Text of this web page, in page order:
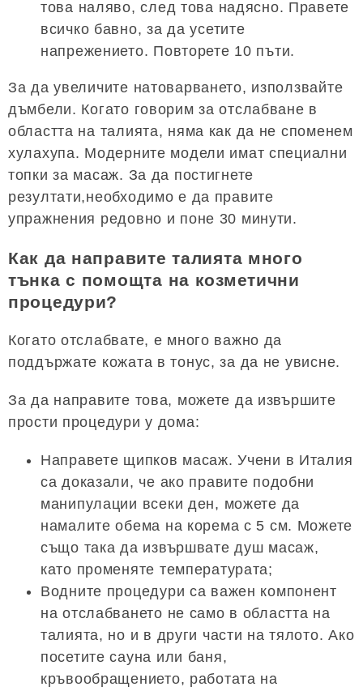
това наляво, след това надясно. Правете
всичко бавно, за да усетите
напрежението. Повторете 10 пъти.
За да увеличите натоварването, използвайте
дъмбели. Когато говорим за отслабване в
областта на талията, няма как да не споменем
хулахупа. Модерните модели имат специални
топки за масаж. За да постигнете
резултати,необходимо е да правите
упражнения редовно и поне 30 минути.
Как да направите талията много
тънка с помощта на козметични
процедури?
Когато отслабвате, е много важно да
поддържате кожата в тонус, за да не увисне.
За да направите това, можете да извършите
прости процедури у дома:
Направете щипков масаж. Учени в Италия
са доказали, че ако правите подобни
манипулации всеки ден, можете да
намалите обема на корема с 5 см. Можете
също така да извършвате душ масаж,
като променяте температурата;
Водните процедури са важен компонент
на отслабването не само в областта на
талията, но и в други части на тялото. Ако
посетите сауна или баня,
кръвообращението, работата на